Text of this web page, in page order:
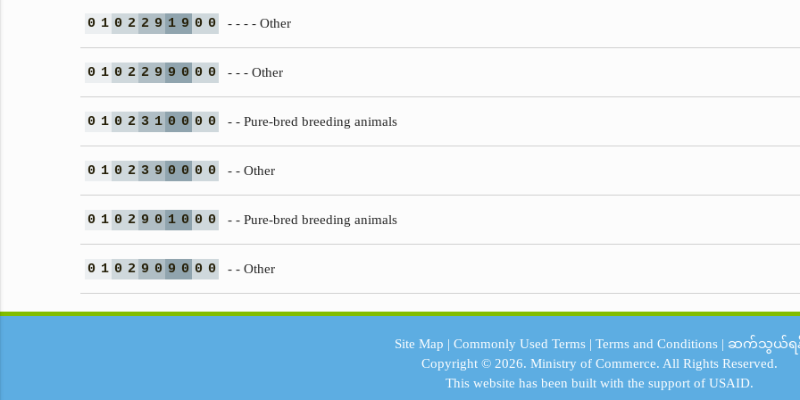
0 1 0 2 2 9 1 9 0 0 - - - - Other
0 1 0 2 2 9 9 0 0 0 - - - Other
0 1 0 2 3 1 0 0 0 0 - - Pure-bred breeding animals
0 1 0 2 3 9 0 0 0 0 - - Other
0 1 0 2 9 0 1 0 0 0 - - Pure-bred breeding animals
0 1 0 2 9 0 9 0 0 0 - - Other
Site Map | Commonly Used Terms| Terms and Conditions| ဆက်သွယ်ရ
Copyright © 2026.Ministry of Commerce. All Rights Reserved.
This website has been built with the support ofUSAID.